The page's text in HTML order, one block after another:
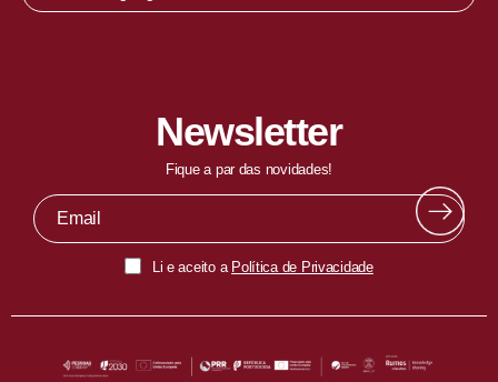
Newsletter
Fique a par das novidades!
Li e aceito a Política de Privacidade